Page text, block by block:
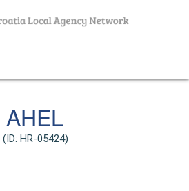
AHEL
(ID: HR-05424)